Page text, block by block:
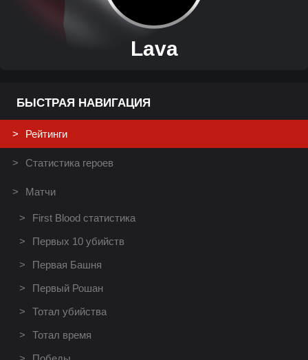
Lava
БЫСТРАЯ НАВИГАЦИЯ
Рейтинги
Статистика героев
Матчи
First Blood статистика
Первых 10 убийств
Первая Башня
Первый Рошан
Тотал убийства
Тотал время